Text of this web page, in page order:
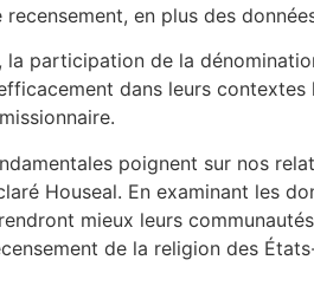
recensement, en plus des
la participation de la
dans leurs
poignent sur nos
Houseal. En examinant les
mieux leurs
de la religion des